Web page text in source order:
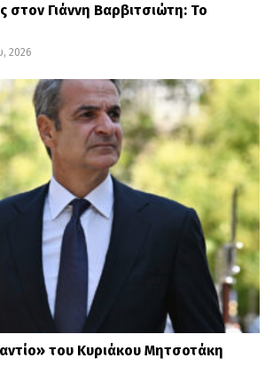
στον Γιάννη Βαρβιτσιώτη: Το
2026
του Κυριάκου Μητσοτάκη